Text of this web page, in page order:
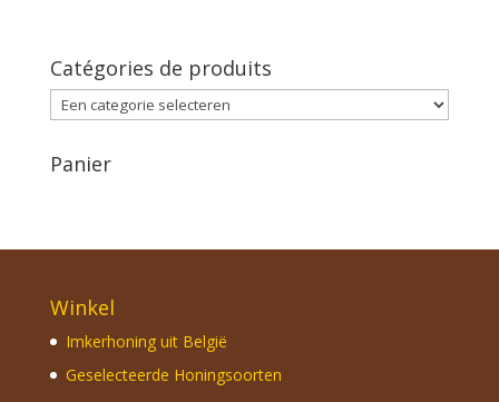
Catégories de produits
Panier
Winkel
Imkerhoning uit België
Geselecteerde Honingsoorten